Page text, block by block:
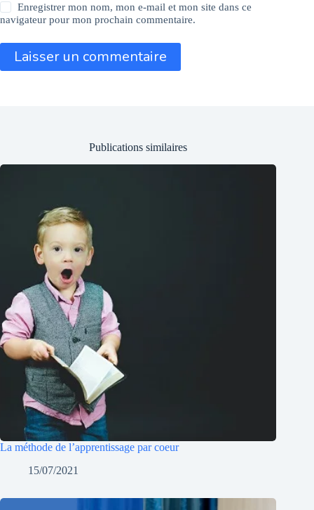
Enregistrer mon nom, mon e-mail et mon site dans ce
navigateur pour mon prochain commentaire.
Laisser un commentaire
Publications similaires
La méthode de l’apprentissage par coeur
15/07/2021